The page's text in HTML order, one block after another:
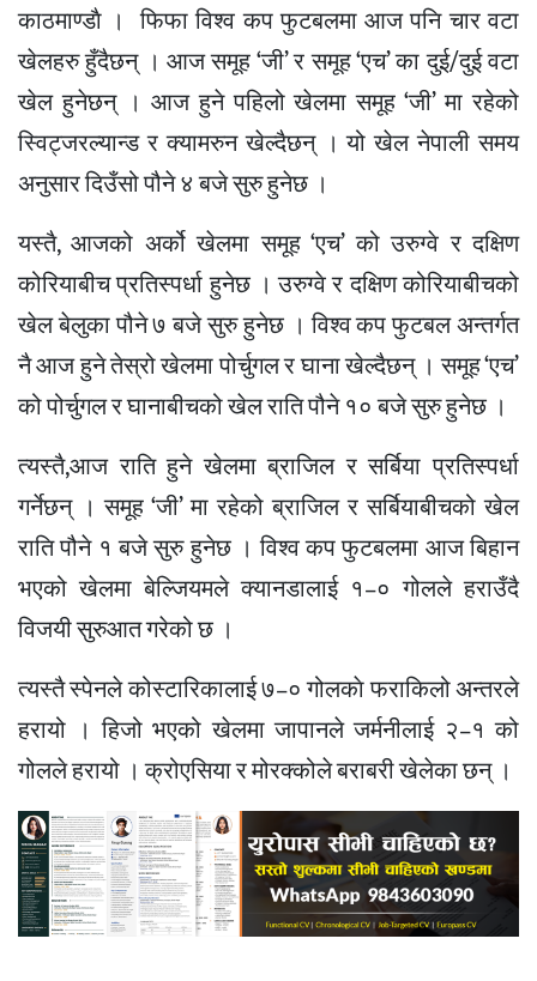
काठमाण्डाै । फिफा विश्व कप फुटबलमा आज पनि चार वटा
खेलहरु हुँदैछन् । आज समूह ‘जी’ र समूह ‘एच’ का दुई/दुई वटा
खेल हुनेछन् । आज हुने पहिलो खेलमा समूह ‘जी’ मा रहेको
स्विट्जरल्यान्ड र क्यामरुन खेल्दैछन् । यो खेल नेपाली समय
अनुसार दिउँसो पौने ४ बजे सुरु हुनेछ ।
यस्तै, आजको अर्को खेलमा समूह ‘एच’ को उरुग्वे र दक्षिण
कोरियाबीच प्रतिस्पर्धा हुनेछ । उरुग्वे र दक्षिण कोरियाबीचको
खेल बेलुका पौने ७ बजे सुरु हुनेछ । विश्व कप फुटबल अन्तर्गत
नै आज हुने तेस्रो खेलमा पोर्चुगल र घाना खेल्दैछन् । समूह ‘एच’
को पोर्चुगल र घानाबीचको खेल राति पौने १० बजे सुरु हुनेछ ।
त्यस्तै,आज राति हुने खेलमा ब्राजिल र सर्बिया प्रतिस्पर्धा
गर्नेछन् । समूह ‘जी’ मा रहेको ब्राजिल र सर्बियाबीचको खेल
राति पौने १ बजे सुरु हुनेछ । विश्व कप फुटबलमा आज बिहान
भएको खेलमा बेल्जियमले क्यानडालाई १–० गोलले हराउँदै
विजयी सुरुआत गरेको छ ।
त्यस्तै स्पेनले कोस्टारिकालाई ७–० गोलकाे फराकिलो अन्तरले
हरायो । हिजो भएको खेलमा जापानले जर्मनीलाई २–१ को
गोलले हरायो । क्रोएसिया र मोरक्कोले बराबरी खेलेका छन् ।